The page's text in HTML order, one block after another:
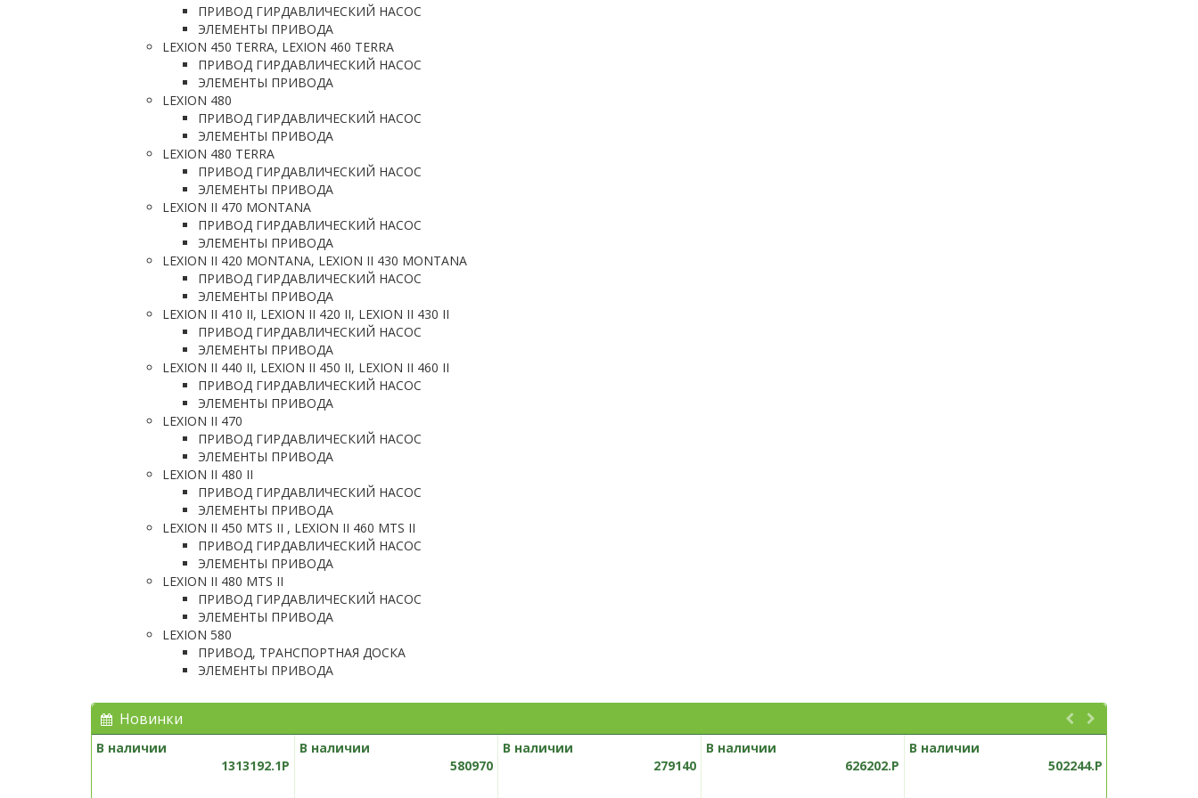
ПРИВОД ГИРДАВЛИЧЕСКИЙ НАСОС
ЭЛЕМЕНТЫ ПРИВОДА
LEXION 450 TERRA, LEXION 460 TERRA
ПРИВОД ГИРДАВЛИЧЕСКИЙ НАСОС
ЭЛЕМЕНТЫ ПРИВОДА
LEXION 480
ПРИВОД ГИРДАВЛИЧЕСКИЙ НАСОС
ЭЛЕМЕНТЫ ПРИВОДА
LEXION 480 TERRA
ПРИВОД ГИРДАВЛИЧЕСКИЙ НАСОС
ЭЛЕМЕНТЫ ПРИВОДА
LEXION II 470 MONTANA
ПРИВОД ГИРДАВЛИЧЕСКИЙ НАСОС
ЭЛЕМЕНТЫ ПРИВОДА
LEXION II 420 MONTANA, LEXION II 430 MONTANA
ПРИВОД ГИРДАВЛИЧЕСКИЙ НАСОС
ЭЛЕМЕНТЫ ПРИВОДА
LEXION II 410 II, LEXION II 420 II, LEXION II 430 II
ПРИВОД ГИРДАВЛИЧЕСКИЙ НАСОС
ЭЛЕМЕНТЫ ПРИВОДА
LEXION II 440 II, LEXION II 450 II, LEXION II 460 II
ПРИВОД ГИРДАВЛИЧЕСКИЙ НАСОС
ЭЛЕМЕНТЫ ПРИВОДА
LEXION II 470
ПРИВОД ГИРДАВЛИЧЕСКИЙ НАСОС
ЭЛЕМЕНТЫ ПРИВОДА
LEXION II 480 II
ПРИВОД ГИРДАВЛИЧЕСКИЙ НАСОС
ЭЛЕМЕНТЫ ПРИВОДА
LEXION II 450 MTS II , LEXION II 460 MTS II
ПРИВОД ГИРДАВЛИЧЕСКИЙ НАСОС
ЭЛЕМЕНТЫ ПРИВОДА
LEXION II 480 MTS II
ПРИВОД ГИРДАВЛИЧЕСКИЙ НАСОС
ЭЛЕМЕНТЫ ПРИВОДА
LEXION 580
ПРИВОД, ТРАНСПОРТНАЯ ДОСКА
ЭЛЕМЕНТЫ ПРИВОДА
Новинки
В наличии
1313192.1P
В наличии
580970
В наличии
279140
В наличии
626202.P
В наличии
502244.P